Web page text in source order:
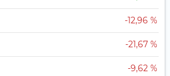
-12,96 %
-21,67 %
-9,62 %